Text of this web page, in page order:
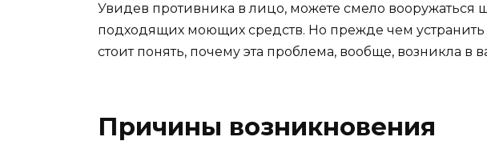
Увидев противника в лицо, можете смело вооружаться
подходящих моющих средств. Но прежде чем устранить
стоит понять, почему эта проблема, вообще, возникла в
Причины возникновения